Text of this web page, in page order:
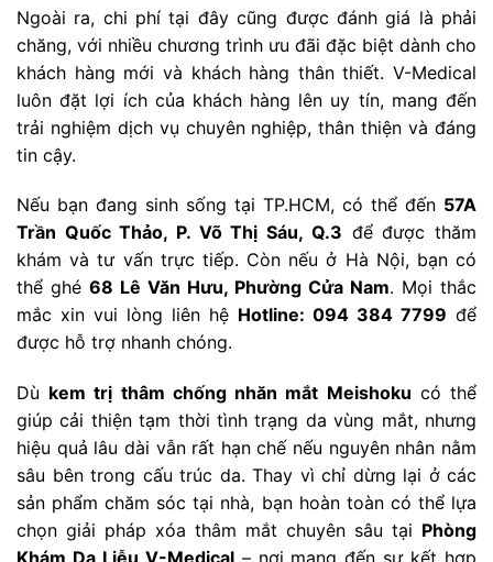
Ngoài ra, chi phí tại đây cũng được đánh giá là phải
chăng, với nhiều chương trình ưu đãi đặc biệt dành cho
khách hàng mới và khách hàng thân thiết. V-Medical
luôn đặt lợi ích của khách hàng lên uy tín, mang đến
trải nghiệm dịch vụ chuyên nghiệp, thân thiện và đáng
tin cậy.
Nếu bạn đang sinh sống tại TP.HCM, có thể đến 57A
Trần Quốc Thảo, P. Võ Thị Sáu, Q.3 để được thăm
khám và tư vấn trực tiếp. Còn nếu ở Hà Nội, bạn có
thể ghé 68 Lê Văn Hưu, Phường Cửa Nam. Mọi thắc
mắc xin vui lòng liên hệ Hotline: 094 384 7799 để
được hỗ trợ nhanh chóng.
Dù kem trị thâm chống nhăn mắt Meishoku có thể
giúp cải thiện tạm thời tình trạng da vùng mắt, nhưng
hiệu quả lâu dài vẫn rất hạn chế nếu nguyên nhân nằm
sâu bên trong cấu trúc da. Thay vì chỉ dừng lại ở các
sản phẩm chăm sóc tại nhà, bạn hoàn toàn có thể lựa
chọn giải pháp xóa thâm mắt chuyên sâu tại Phòng